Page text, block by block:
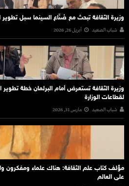
وزيرة الثقافة تبحث مع صُنّاع السينما سبل تطوير
شباب الصعيد أبريل 26, 2026
وزيرة الثقافة تستعرض أمام البرلمان خطة تطوير
لقطاعات الوزارة
شباب الصعيد مارس 31, 2026
مؤلف كتاب علم الثقافة: هناك علماء ومفكرون
على العالم